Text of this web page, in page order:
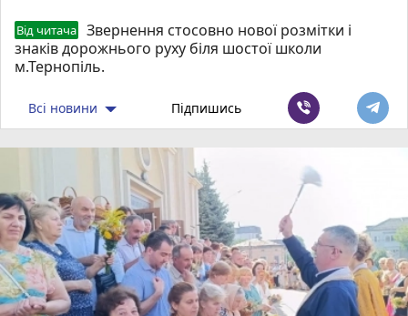
Від читача
Звернення стосовно нової розмітки і
знаків дорожнього руху біля шостої школи
м.Тернопіль.
Всі новини Підпишись